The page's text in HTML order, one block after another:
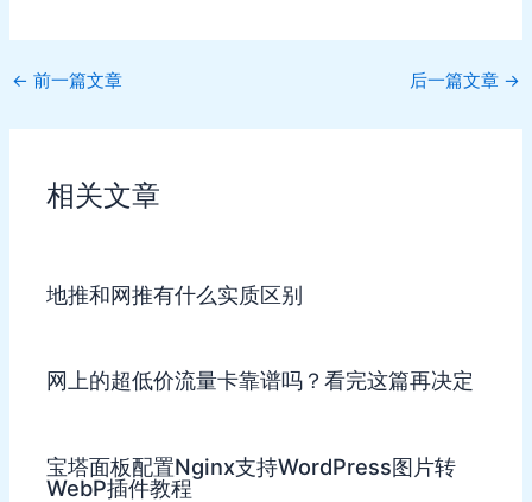
Post
← 前一篇文章 后一篇文章 →
相关文章
地推和网推有什么实质区别
网上的超低价流量卡靠谱吗？看完这篇再决定
宝塔面板配置Nginx支持WordPress图片转
WebP插件教程